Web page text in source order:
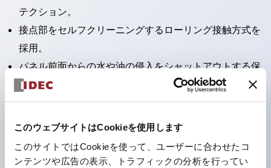
このウェブサイトはCookieを使用します
このサイトではCookieを使って、ユーザーに合わせたコ
ンテンツや広告の表示、トラフィックの分析を行ってい
テクション。
接点部をセルフクリーニングするローリング接触方式を
採用。
パネル前面からの水や油の侵入をシャットアウトする保
護構造：IP65。（ただし2点押ボタンスイッチは
IP40）
2つの独立した動作の押ボタンスイッチと表示灯の3つ
チも完備。